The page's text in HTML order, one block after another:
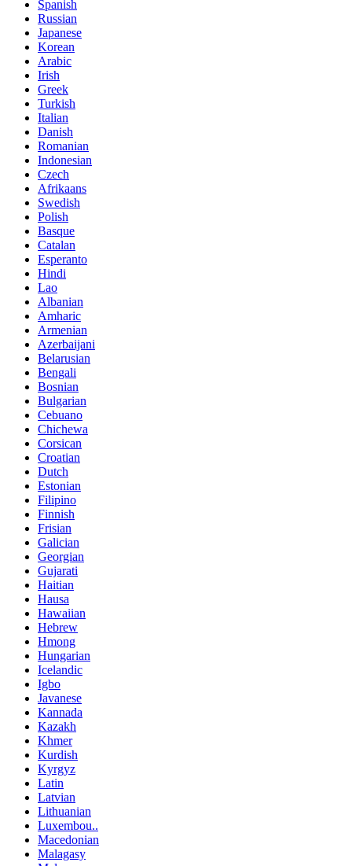
Spanish
Russian
Japanese
Korean
Arabic
Irish
Greek
Turkish
Italian
Danish
Romanian
Indonesian
Czech
Afrikaans
Swedish
Polish
Basque
Catalan
Esperanto
Hindi
Lao
Albanian
Amharic
Armenian
Azerbaijani
Belarusian
Bengali
Bosnian
Bulgarian
Cebuano
Chichewa
Corsican
Croatian
Dutch
Estonian
Filipino
Finnish
Frisian
Galician
Georgian
Gujarati
Haitian
Hausa
Hawaiian
Hebrew
Hmong
Hungarian
Icelandic
Igbo
Javanese
Kannada
Kazakh
Khmer
Kurdish
Kyrgyz
Latin
Latvian
Lithuanian
Luxembou..
Macedonian
Malagasy